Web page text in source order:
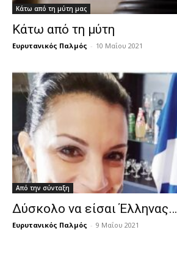
Κάτω από τη μύτη μας
Κάτω από τη μύτη
Ευρυτανικός Παλμός - 10 Μαΐου 2021
Από την σύνταξη
Δύσκολο να είσαι Έλληνας…
Ευρυτανικός Παλμός - 9 Μαΐου 2021